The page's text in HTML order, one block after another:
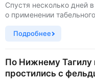
Жизнь
Экономика
Рассказать новость
Спустя несколько дней
о применении
Подробнее
По Нижнему Тагилу
простились с